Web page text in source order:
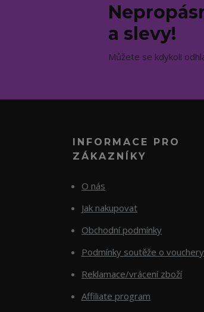
a slevy!
Můžete se kdykoli
INFORMACE PRO
ZÁKAZNÍKY
O nás
Jak nakupovat
Obchodní podmínky
Podmínky soutěže o vouchery
Reklamace/vrácení zboží
Affiliate program